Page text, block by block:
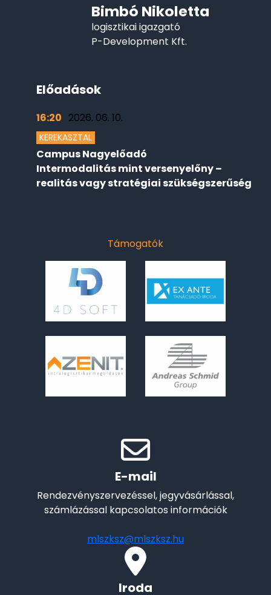
Bimbó Nikoletta
logisztikai igazgató
P-Development Kft.
Előadások
16:20 2026. 06. 10.
KEREKASZTAL
Campus Nagyelőadó
Intermodalitás mint versenyelőny –
realitás vagy stratégiai szükségszerűség
Támogatók
E-mail
Rendezvényszervezéssel, jegyvásárlással,
számlázással kapcsolatos információk
mlszksz@mlszksz.hu
Iroda